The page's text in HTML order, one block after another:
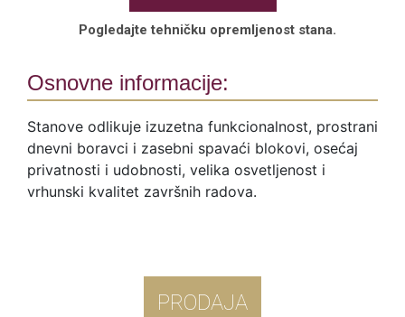
Pogledajte tehničku opremljenost stana.
Osnovne informacije:
Stanove odlikuje izuzetna funkcionalnost, prostrani
dnevni boravci i zasebni spavaći blokovi, osećaj
privatnosti i udobnosti, velika osvetljenost i
vrhunski kvalitet završnih radova.
PRODAJA